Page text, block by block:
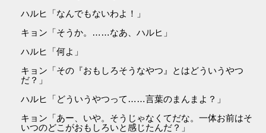
ハルヒ「なんでもないわよ！」
キョン「そうか。……なあ、ハルヒ」
ハルヒ「何よ」
キョン「その『おもしろそうなやつ』とはどういうやつ
だ？」
ハルヒ「どういうやつって……言葉のまんまよ？」
キョン「あー、いや。そうじゃなくてだな。一体お前はそ
いつのどこがおもしろいと感じたんだ？」